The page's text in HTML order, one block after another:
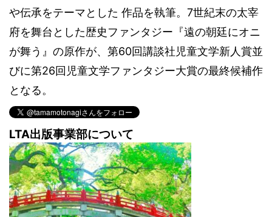
や伝承をテーマとした 作品を執筆。7世紀末の太宰
府を舞台とした歴史ファンタジー『遠の朝廷にオニ
が舞う』の原作が、第60回講談社児童文学新人賞並
びに第26回児童文学ファンタジー大賞の最終候補作
となる。
LTA出版事業部について